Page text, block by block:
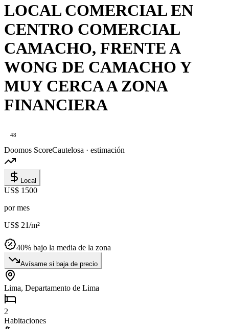
LOCAL COMERCIAL EN
CENTRO COMERCIAL
CAMACHO, FRENTE A
WONG DE CAMACHO Y
MUY CERCA A ZONA
FINANCIERA
48
Doomos ScoreCautelosa · estimación
Local
US$ 1500
por mes
US$ 21/m²
40% bajo la media de la zona
Avísame si baja de precio
Lima, Departamento de Lima
2
Habitaciones